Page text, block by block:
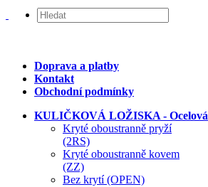
Doprava a platby
Kontakt
Obchodní podmínky
KULIČKOVÁ LOŽISKA - Ocelová
Kryté oboustranně pryží
(2RS)
Kryté oboustranně kovem
(ZZ)
Bez krytí (OPEN)